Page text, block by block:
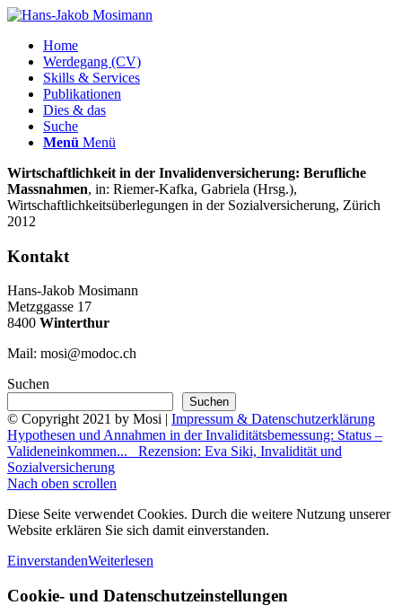
Home
Werdegang (CV)
Skills & Services
Publikationen
Dies & das
Suche
Menü Menü
Wirtschaftlichkeit in der Invalidenversicherung: Berufliche
Massnahmen, in: Riemer-Kafka, Gabriela (Hrsg.),
Wirtschaftlichkeitsüberlegungen in der Sozialversicherung, Zürich
2012
Kontakt
Hans-Jakob Mosimann
Metzggasse 17
8400 Winterthur
Mail: mosi@modoc.ch
Suchen
Suchen
© Copyright 2021 by Mosi | Impressum & Datenschutzerklärung
Hypothesen und Annahmen in der Invaliditätsbemessung: Status –
Valideneinkommen...
Rezension: Eva Siki, Invalidität und
Sozialversicherung
Nach oben scrollen
Diese Seite verwendet Cookies. Durch die weitere Nutzung unserer
Website erklären Sie sich damit einverstanden.
EinverstandenWeiterlesen
Cookie- und Datenschutzeinstellungen